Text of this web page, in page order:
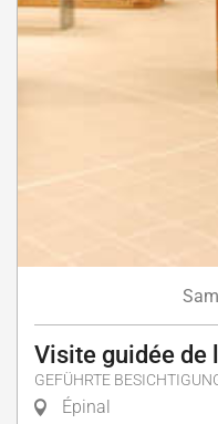
Visite guidée de
GEFÜHRTE
Épinal